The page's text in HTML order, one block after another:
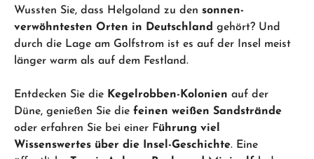
Wussten Sie, dass Helgoland zu den sonnen-
verwöhntesten Orten in Deutschland gehört? Und
durch die Lage am Golfstrom ist es auf der Insel meist
länger warm als auf dem Festland.
Entdecken Sie die Kegelrobben-Kolonien auf der
Düne, genießen Sie die feinen weißen Sandstrände
oder erfahren Sie bei einer Führung viel
Wissenswertes über die Insel-Geschichte. Eine